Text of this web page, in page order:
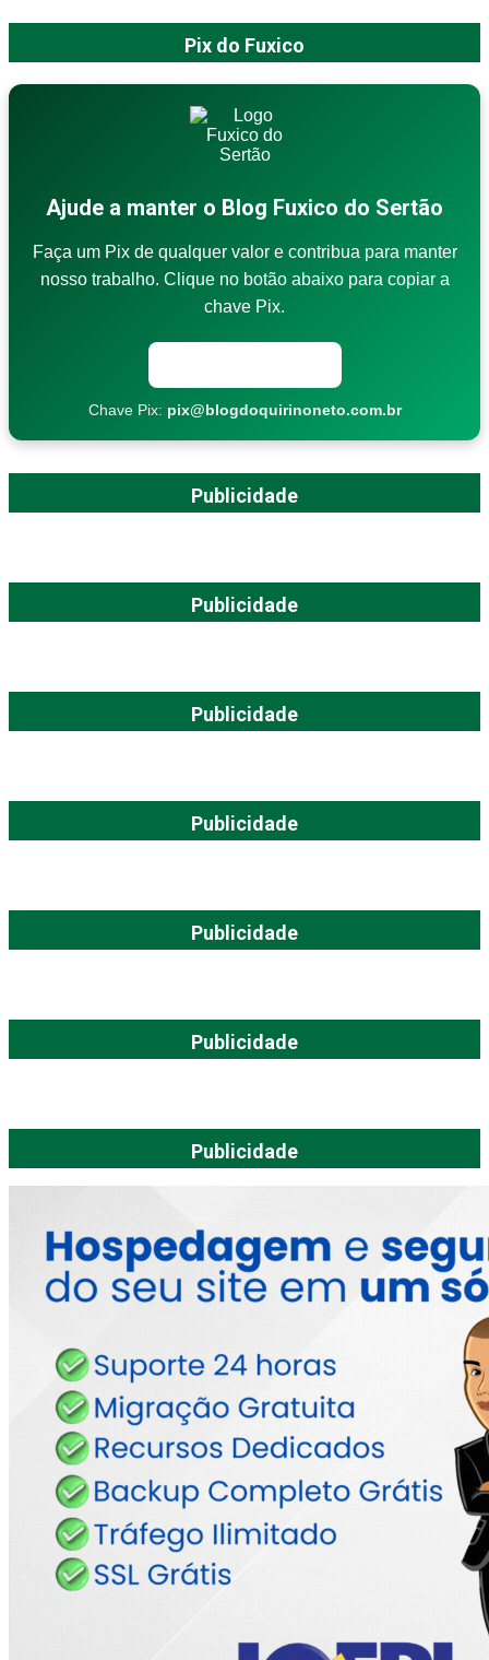
Pix do Fuxico
Ajude a manter o Blog Fuxico do Sertão
Faça um Pix de qualquer valor e contribua para manter
nosso trabalho. Clique no botão abaixo para copiar a
chave Pix.
Chave Pix: pix@blogdoquirinoneto.com.br
Publicidade
Publicidade
Publicidade
Publicidade
Publicidade
Publicidade
Publicidade